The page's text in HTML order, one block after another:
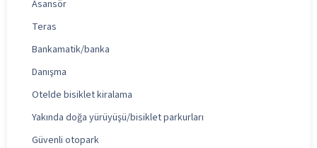
Asansör
Teras
Bankamatik/banka
Danışma
Otelde bisiklet kiralama
Yakında doğa yürüyüşü/bisiklet parkurları
Güvenli otopark